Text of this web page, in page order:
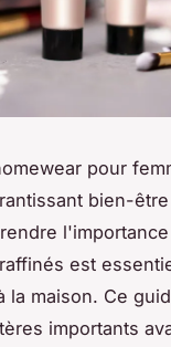
pour
bien-
est
la maison. Ce
importants